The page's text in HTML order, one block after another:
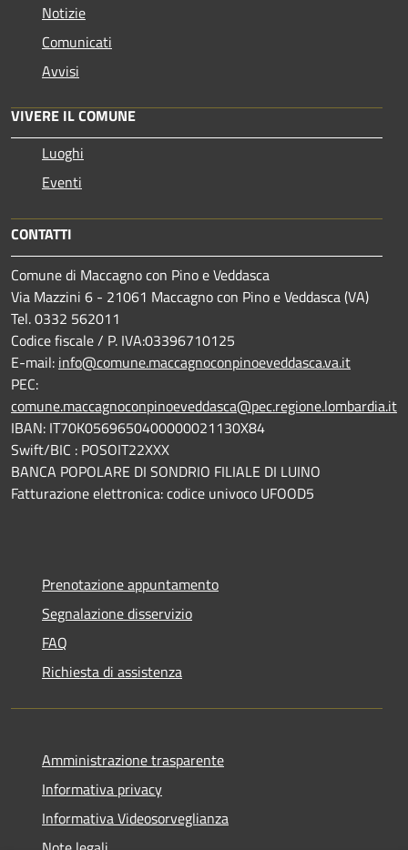
Notizie
Comunicati
Avvisi
VIVERE IL COMUNE
Luoghi
Eventi
CONTATTI
Comune di Maccagno con Pino e Veddasca
Via Mazzini 6 - 21061 Maccagno con Pino e Veddasca (VA)
Tel. 0332 562011
Codice fiscale / P. IVA:03396710125
E-mail: info@comune.maccagnoconpinoeveddasca.va.it
PEC:
comune.maccagnoconpinoeveddasca@pec.regione.lombardia.it
IBAN: IT70K0569650400000021130X84
Swift/BIC : POSOIT22XXX
BANCA POPOLARE DI SONDRIO FILIALE DI LUINO
Fatturazione elettronica: codice univoco UFOOD5
Prenotazione appuntamento
Segnalazione disservizio
FAQ
Richiesta di assistenza
Amministrazione trasparente
Informativa privacy
Informativa Videosorveglianza